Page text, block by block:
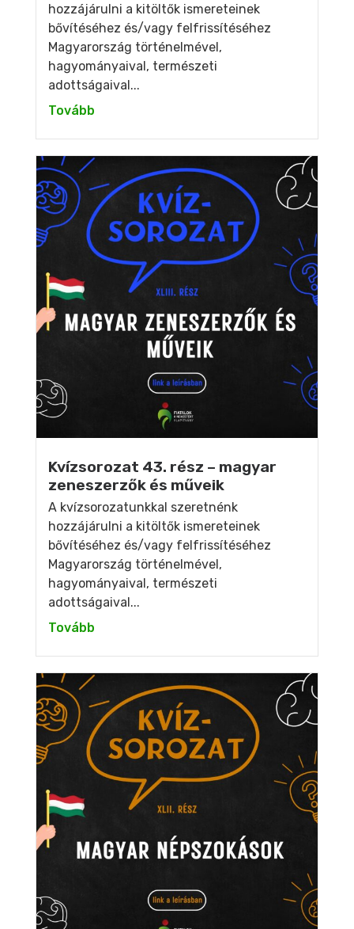
hozzájárulni a kitöltők ismereteinek
bővítéséhez és/vagy felfrissítéséhez
Magyarország történelmével,
hagyományaival, természeti
adottságaival...
Tovább
Kvízsorozat 43. rész – magyar
zeneszerzők és műveik
A kvízsorozatunkkal szeretnénk
hozzájárulni a kitöltők ismereteinek
bővítéséhez és/vagy felfrissítéséhez
Magyarország történelmével,
hagyományaival, természeti
adottságaival...
Tovább